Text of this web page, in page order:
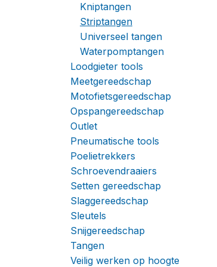
Kniptangen
Striptangen
Universeel tangen
Waterpomptangen
Loodgieter tools
Meetgereedschap
Motofietsgereedschap
Opspangereedschap
Outlet
Pneumatische tools
Poelietrekkers
Schroevendraaiers
Setten gereedschap
Slaggereedschap
Sleutels
Snijgereedschap
Tangen
Veilig werken op hoogte